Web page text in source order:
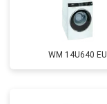
WM 14U640 EU